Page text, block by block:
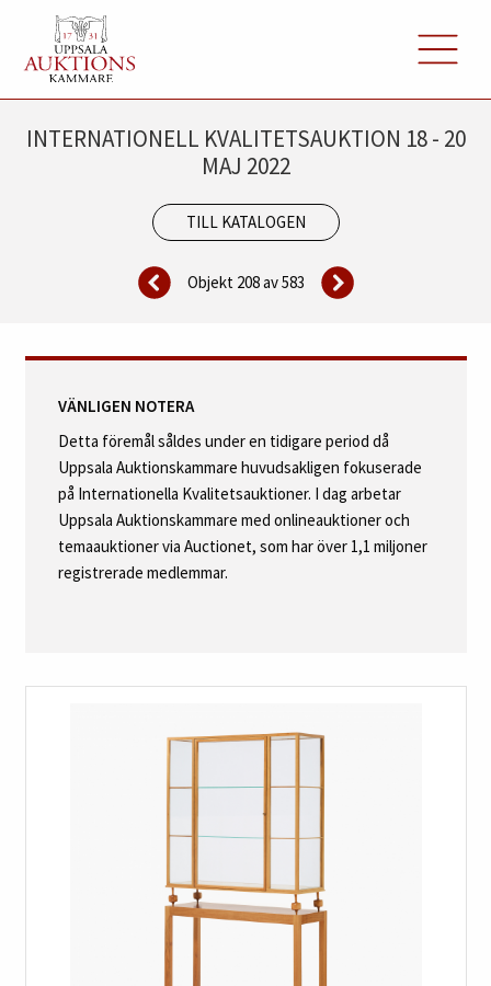
INTERNATIONELL KVALITETSAUKTION 18 - 20
MAJ 2022
TILL KATALOGEN
Objekt 208 av583
VÄNLIGEN NOTERA
Detta föremål såldes under en tidigare period då
Uppsala Auktionskammare huvudsakligen fokuserade
på Internationella Kvalitetsauktioner. I dag arbetar
Uppsala Auktionskammare med onlineauktioner och
temaauktioner via Auctionet, som har över 1,1 miljoner
registrerade medlemmar.